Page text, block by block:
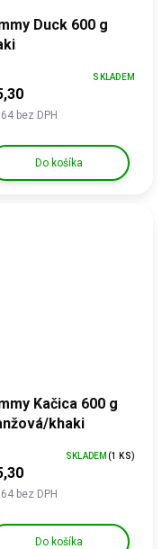
Duck 600 g
bez DPH
SKLADEM
Do košíka
Kačica 600 g
khaki
bez DPH
SKLADEM (1 KS)
Do košíka